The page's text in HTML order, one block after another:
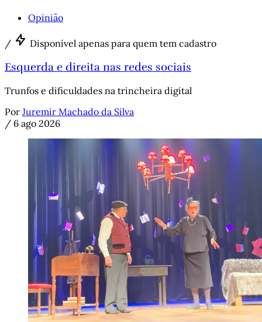
Opinião
/ Disponível apenas para quem tem cadastro
Esquerda e direita nas redes sociais
Trunfos e dificuldades na trincheira digital
Por Juremir Machado da Silva
/ 6 ago 2026